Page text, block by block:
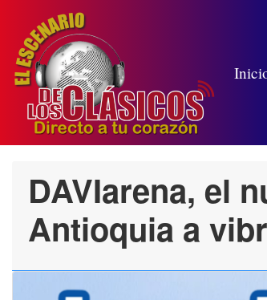
DAVIarena, el
Antioquia a